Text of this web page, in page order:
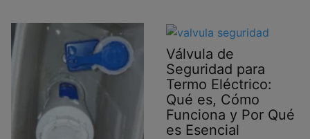
Válvula de
Seguridad para
Termo Eléctrico:
Qué es, Cómo
Funciona y Por Qué
es Esencial